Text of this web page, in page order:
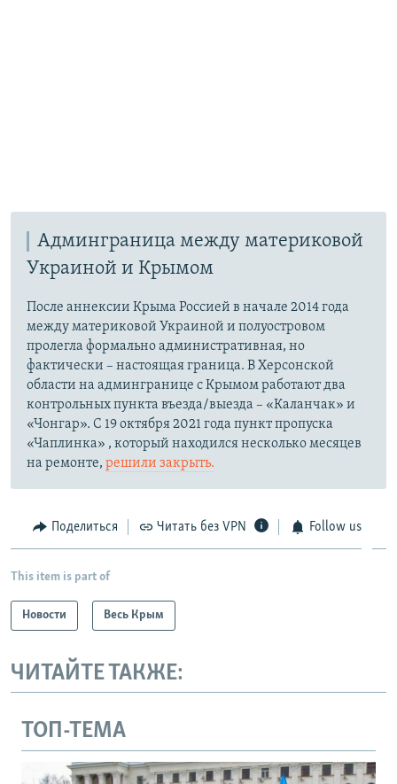
Админграница между материковой
Украиной и Крымом
После аннексии Крыма Россией в начале 2014 года
между материковой Украиной и полуостровом
пролегла формально административная, но
фактически – настоящая граница. В Херсонской
области на админгранице с Крымом работают два
контрольных пункта въезда/выезда – «Каланчак» и
«Чонгар». С 19 октября 2021 года пункт пропуска
«Чаплинка» , который находился несколько месяцев
на ремонте, решили закрыть.
Поделиться Читать без VPN Follow us
This item is part of
Новости Весь Крым
ЧИТАЙТЕ ТАКЖЕ:
ТОП-ТЕМА